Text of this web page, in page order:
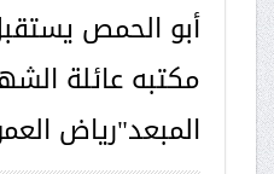
أبو الحمص
مكتبه عائلة
المبعد"رياض